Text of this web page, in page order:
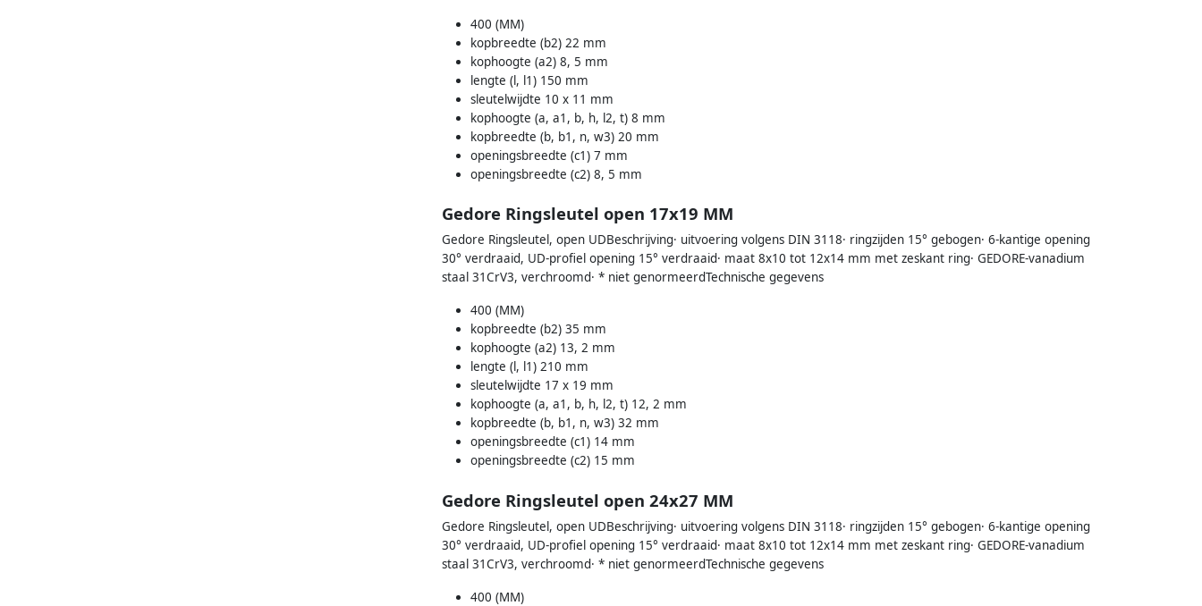
400 (MM)
kopbreedte (b2) 22 mm
kophoogte (a2) 8, 5 mm
lengte (l, l1) 150 mm
sleutelwijdte 10 x 11 mm
kophoogte (a, a1, b, h, l2, t) 8 mm
kopbreedte (b, b1, n, w3) 20 mm
openingsbreedte (c1) 7 mm
openingsbreedte (c2) 8, 5 mm
Gedore Ringsleutel open 17x19 MM
Gedore Ringsleutel, open UDBeschrijving· uitvoering volgens DIN 3118· ringzijden 15° gebogen· 6-kantige opening
30° verdraaid, UD-profiel opening 15° verdraaid· maat 8x10 tot 12x14 mm met zeskant ring· GEDORE-vanadium
staal 31CrV3, verchroomd· * niet genormeerdTechnische gegevens
400 (MM)
kopbreedte (b2) 35 mm
kophoogte (a2) 13, 2 mm
lengte (l, l1) 210 mm
sleutelwijdte 17 x 19 mm
kophoogte (a, a1, b, h, l2, t) 12, 2 mm
kopbreedte (b, b1, n, w3) 32 mm
openingsbreedte (c1) 14 mm
openingsbreedte (c2) 15 mm
Gedore Ringsleutel open 24x27 MM
Gedore Ringsleutel, open UDBeschrijving· uitvoering volgens DIN 3118· ringzijden 15° gebogen· 6-kantige opening
30° verdraaid, UD-profiel opening 15° verdraaid· maat 8x10 tot 12x14 mm met zeskant ring· GEDORE-vanadium
staal 31CrV3, verchroomd· * niet genormeerdTechnische gegevens
400 (MM)